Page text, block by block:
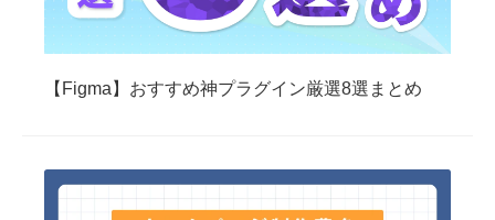
【Figma】おすすめ神プラグイン厳選8選まとめ